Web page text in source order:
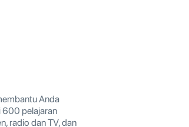
Anda
600 pelajaran
radio dan TV, dan